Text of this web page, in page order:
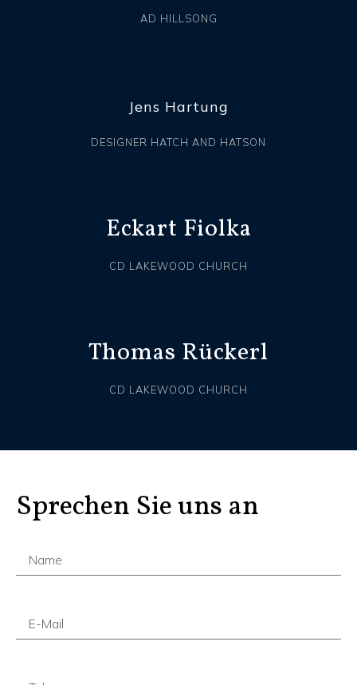
AD HILLSONG
Jens Hartung
DESIGNER HATCH AND HATSON
Eckart Fiolka
CD LAKEWOOD CHURCH
Thomas Rückerl
CD LAKEWOOD CHURCH
Sprechen Sie uns an